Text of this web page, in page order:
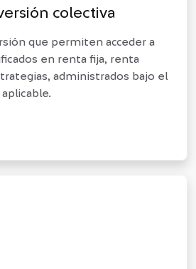
colectiva
que permiten acceder a
en renta fija, renta
administrados bajo el